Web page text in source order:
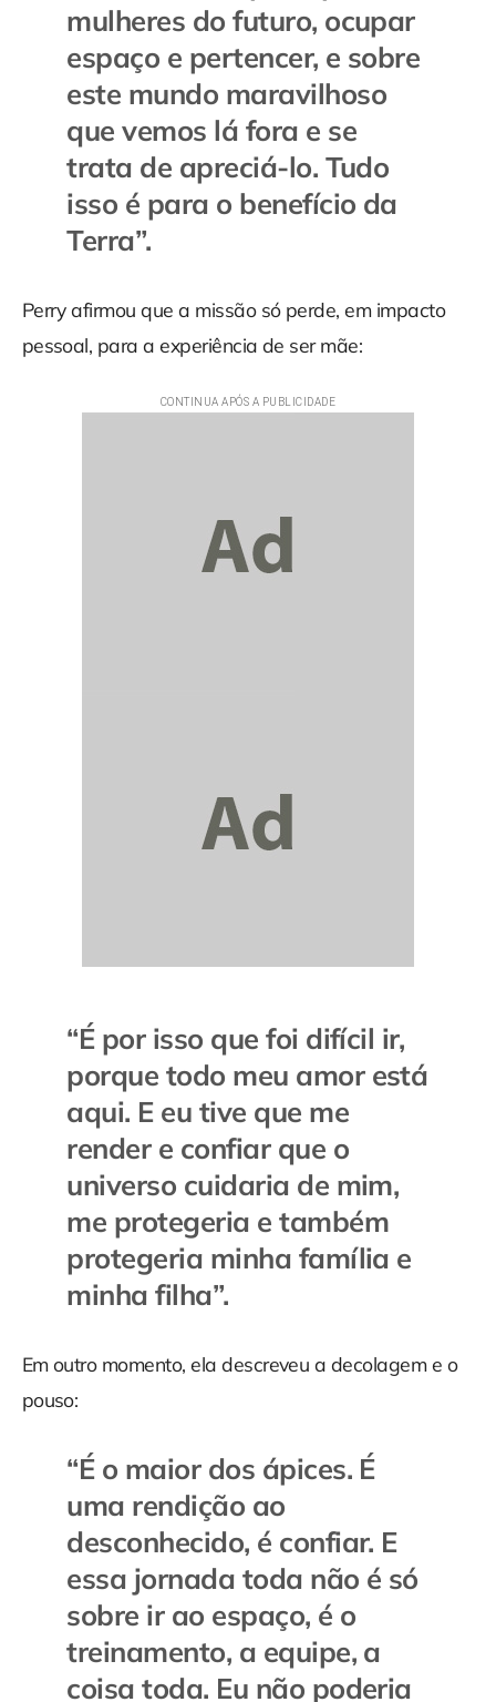
mulheres do futuro, ocupar
espaço e pertencer, e sobre
este mundo maravilhoso
que vemos lá fora e se
trata de apreciá-lo. Tudo
isso é para o benefício da
Terra”.
Perry afirmou que a missão só perde, em impacto
pessoal, para a experiência de ser mãe:
“É por isso que foi difícil ir,
porque todo meu amor está
aqui. E eu tive que me
render e confiar que o
universo cuidaria de mim,
me protegeria e também
protegeria minha família e
minha filha”.
Em outro momento, ela descreveu a decolagem e o
pouso:
“É o maior dos ápices. É
uma rendição ao
desconhecido, é confiar. E
essa jornada toda não é só
sobre ir ao espaço, é o
treinamento, a equipe, a
coisa toda. Eu não poderia